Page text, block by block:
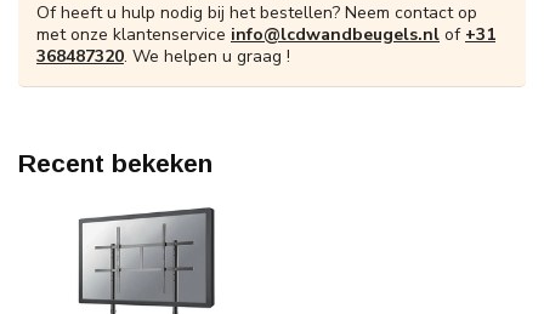
Of heeft u hulp nodig bij het bestellen? Neem contact op
met onze klantenservice info@lcdwandbeugels.nl of +31
368487320. We helpen u graag !
Recent bekeken